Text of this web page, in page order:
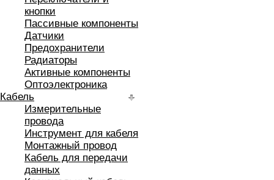
кнопки
Пассивные компоненты
Датчики
Предохранители
Радиаторы
Активные компоненты
Оптоэлектроника
Кабель
Измерительные
провода
Инструмент для кабеля
Монтажный провод
Кабель для передачи
данных